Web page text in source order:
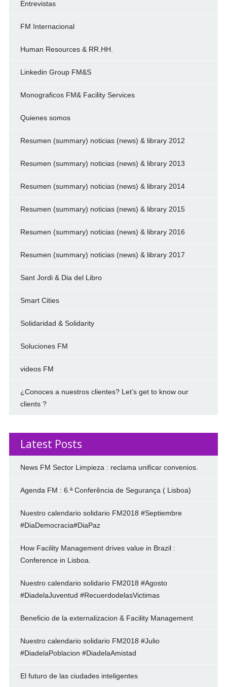
Entrevistas
FM Internacional
Human Resources & RR.HH.
Linkedin Group FM&S
Monograficos FM& Facility Services
Quienes somos
Resumen (summary) noticias (news) & library 2012
Resumen (summary) noticias (news) & library 2013
Resumen (summary) noticias (news) & library 2014
Resumen (summary) noticias (news) & library 2015
Resumen (summary) noticias (news) & library 2016
Resumen (summary) noticias (news) & library 2017
Sant Jordi & Dia del Libro
Smart Cities
Solidaridad & Solidarity
Soluciones FM
videos FM
¿Conoces a nuestros clientes? Let’s get to know our
clients ?
Latest Posts
News FM Sector Limpieza : reclama unificar convenios.
Agenda FM : 6.ª Conferência de Segurança ( Lisboa)
Nuestro calendario solidario FM2018 #Septiembre
#DiaDemocracia#DiaPaz
How Facility Management drives value in Brazil :
Conference in Lisboa.
Nuestro calendario solidario FM2018 #Agosto
#DiadelaJuventud #RecuerdodelasVictimas
Beneficio de la externalizacion & Facility Management
Nuestro calendario solidario FM2018 #Julio
#DiadelaPoblacion #DiadelaAmistad
El futuro de las ciudades inteligentes